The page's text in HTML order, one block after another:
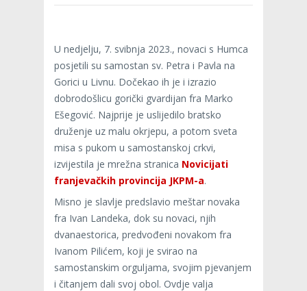
U nedjelju, 7. svibnja 2023., novaci s Humca
posjetili su samostan sv. Petra i Pavla na
Gorici u Livnu. Dočekao ih je i izrazio
dobrodošlicu gorički gvardijan fra Marko
Ešegović. Najprije je uslijedilo bratsko
druženje uz malu okrjepu, a potom sveta
misa s pukom u samostanskoj crkvi,
izvijestila je mrežna stranica Novicijati
franjevačkih provincija JKPM-a.
Misno je slavlje predslavio meštar novaka
fra Ivan Landeka, dok su novaci, njih
dvanaestorica, predvođeni novakom fra
Ivanom Pilićem, koji je svirao na
samostanskim orguljama, svojim pjevanjem
i čitanjem dali svoj obol. Ovdje valja